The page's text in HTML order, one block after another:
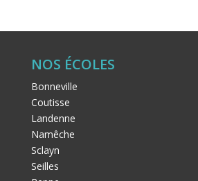
NOS ÉCOLES
Bonneville
Coutisse
Landenne
Namêche
Sclayn
Seilles